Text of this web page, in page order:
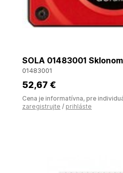
SOLA 01483001
01483001
52,67 €
Cena je informatívna, pre
zaregistrujte / prihláste